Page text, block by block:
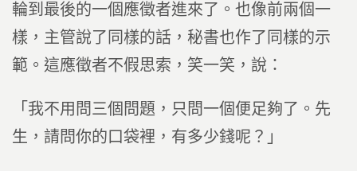
輪到最後的一個應徵者進來了。也像前兩個一
樣，主管說了同樣的話，秘書也作了同樣的示
範。這應徵者不假思索，笑一笑，說：
「我不用問三個問題，只問一個便足夠了。先
生，請問你的口袋裡，有多少錢呢？」